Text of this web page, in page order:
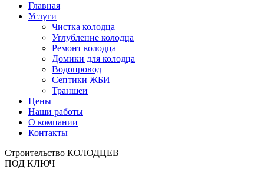
Главная
Услуги
Чистка колодца
Углубление колодца
Ремонт колодца
Домики для колодца
Водопровод
Септики ЖБИ
Траншеи
Цены
Наши работы
О компании
Контакты
Строительство КОЛОДЦЕВ
ПОД КЛЮЧ